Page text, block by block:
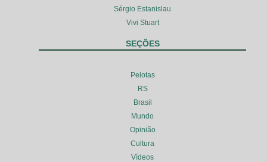
Sérgio Estanislau
Vivi Stuart
SEÇÕES
Pelotas
RS
Brasil
Mundo
Opinião
Cultura
Vídeos